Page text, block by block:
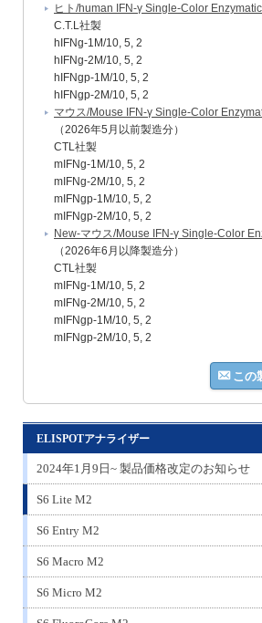
ヒト/human IFN-γ Single-Color
C.T.L社製
hIFNg-1M/10, 5, 2
hIFNg-2M/10, 5, 2
hIFNgp-1M/10, 5, 2
hIFNgp-2M/10, 5, 2
マウス/Mouse IFN-γ Single-Color
（2026年5月以前製造分）
CTL社製
mIFNg-1M/10, 5, 2
mIFNg-2M/10, 5, 2
mIFNgp-1M/10, 5, 2
mIFNgp-2M/10, 5, 2
New-マウス/Mouse IFN-γ Single-Color
（2026年6月以降製造分）
CTL社製
mIFNg-1M/10, 5, 2
mIFNg-2M/10, 5, 2
mIFNgp-1M/10, 5, 2
mIFNgp-2M/10, 5, 2
この
ELISPOTアナライザー
2024年1月9日~ 製品価格改定のお知らせ
S6 Lite M2
S6 Entry M2
S6 Macro M2
S6 Micro M2